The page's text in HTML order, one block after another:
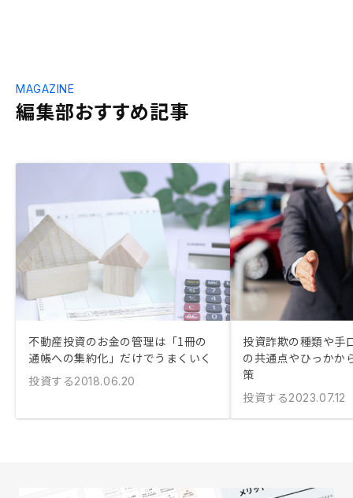
編集部おすすめ記事
MAGAZINE
不動産投資のお金の管理は「1冊の
通帳への集約化」だけでうまくいく
投資する2018.06.20
投資詐欺の種類や手
の共通点やひっかか
策
投資する2023.07.12